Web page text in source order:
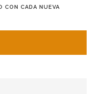
CON CADA NUEVA